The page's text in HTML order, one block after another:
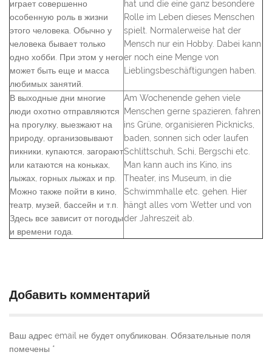
играет совершенно
особенную роль в жизни
этого человека. Обычно у
человека бывает только
одно хобби. При этом у него
может быть еще и масса
любимых занятий.
hat und die eine ganz besondere
Rolle im Leben dieses Menschen
spielt. Normalerweise hat der
Mensch nur ein Hobby. Dabei kann
er noch eine Menge von
Lieblingsbeschäftigungen haben.
В выходные дни многие
люди охотно отправляются
на прогулку, выезжают на
природу, организовывают
пикники, купаются, загорают
или катаются на коньках,
лыжах, горных лыжах и пр.
Можно также пойти в кино,
театр, музей, бассейн и т.п.
Здесь все зависит от погоды
и времени года.
Am Wochenende gehen viele
Menschen gerne spazieren, fahren
ins Grüne, organisieren Picknicks,
baden, sonnen sich oder laufen
Schlittschuh, Schi, Bergschi etc.
Man kann auch ins Kino, ins
Theater, ins Museum, in die
Schwimmhalle etc. gehen. Hier
hängt alles vom Wetter und von
der Jahreszeit ab.
Добавить комментарий
Ваш адрес email не будет опубликован. Обязательные поля
помечены *